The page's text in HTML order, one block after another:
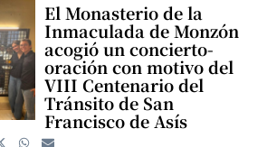
El Monasterio de la
Inmaculada de Monzón
acogió un concierto-
oración con motivo del
VIII Centenario del
Tránsito de San
Francisco de Asís